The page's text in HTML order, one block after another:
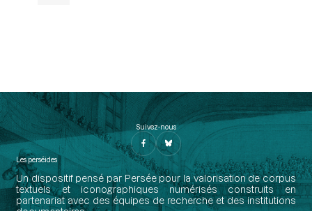
Suivez-nous
Les perséides
Un dispositif pensé par Persée pour la valorisation de corpus
textuels et iconographiques numérisés construits en
partenariat avec des équipes de recherche et des institutions